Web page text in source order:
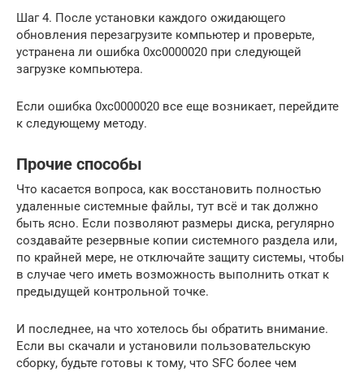
Шаг 4. После установки каждого ожидающего
обновления перезагрузите компьютер и проверьте,
устранена ли ошибка 0xc0000020 при следующей
загрузке компьютера.
Если ошибка 0xc0000020 все еще возникает, перейдите
к следующему методу.
Прочие способы
Что касается вопроса, как восстановить полностью
удаленные системные файлы, тут всё и так должно
быть ясно. Если позволяют размеры диска, регулярно
создавайте резервные копии системного раздела или,
по крайней мере, не отключайте защиту системы, чтобы
в случае чего иметь возможность выполнить откат к
предыдущей контрольной точке.
И последнее, на что хотелось бы обратить внимание.
Если вы скачали и установили пользовательскую
сборку, будьте готовы к тому, что SFC более чем